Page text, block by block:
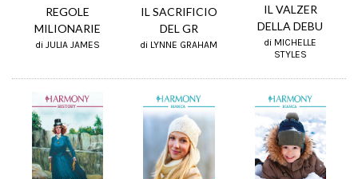
REGOLE
MILIONARIE
di JULIA JAMES
IL SACRIFICIO
DEL GR
di LYNNE GRAHAM
IL VALZER
DELLA DEBU
di MICHELLE
STYLES